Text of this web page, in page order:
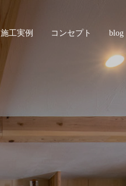
施工実例 コンセプト blog